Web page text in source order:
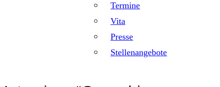
Termine
Vita
Presse
Stellenangebote